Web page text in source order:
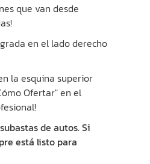
que van desde
en el lado derecho
la esquina superior
Ofertar" en el
de autos. Si
está listo para